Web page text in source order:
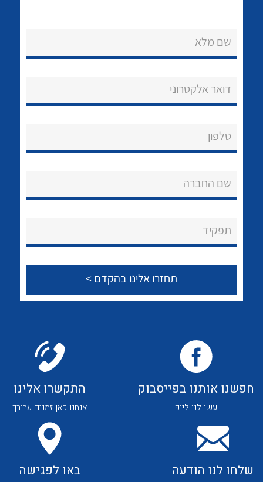
נקודות מכירה
About Ateka Ltd.
צור קשר
לכל מוצרי היצרן
לכל מוצרי היצרן לכל מוצרי היצרן
לכל מוצרי היצרן
שם מלא
דואר אלקטרוני
טלפון
שם החברה
תפקיד
חפשנו אותנו בפייסבוק
עשו לנו לייק
התקשרו אלינו
אנחנו כאן זמנים עבורך
שלחו לנו הודעה באו לפגישה